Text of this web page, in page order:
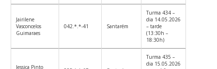
Jairilene
Vasconcelos
Guimaraes
042.*.*-41 Santarém
Turma 434 –
dia 14.05.2026
– tarde
(13:30h –
18:30h)
Jessica Pinto
Turma 435 –
dia 15.05.2026